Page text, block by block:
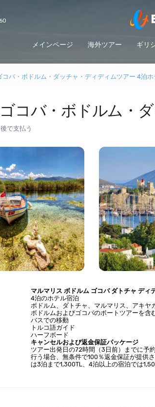
メインページ 海外ツアー ギリ
コバ・ボドルム・ダッチャ・ディディムツアー 4泊ホ
コバ・ボドルム・
で支払う
マルマリス ボドルム ゴコバ ダトチャ ディ
4泊のホテル宿泊
ボドルム、ダトチャ、マルマリス、アキヤ
ボドルムおよびゴコバのボートツアーを含
バスでの移動
トルコ語ガイド
ハーフボード
キャンセルおよび返金保証パッケージ
ツアー出発日の72時間（3日前）までに予
行う場合、無条件で100％返金保証が提供
は3泊まで1,300TL、4泊以上の宿泊では